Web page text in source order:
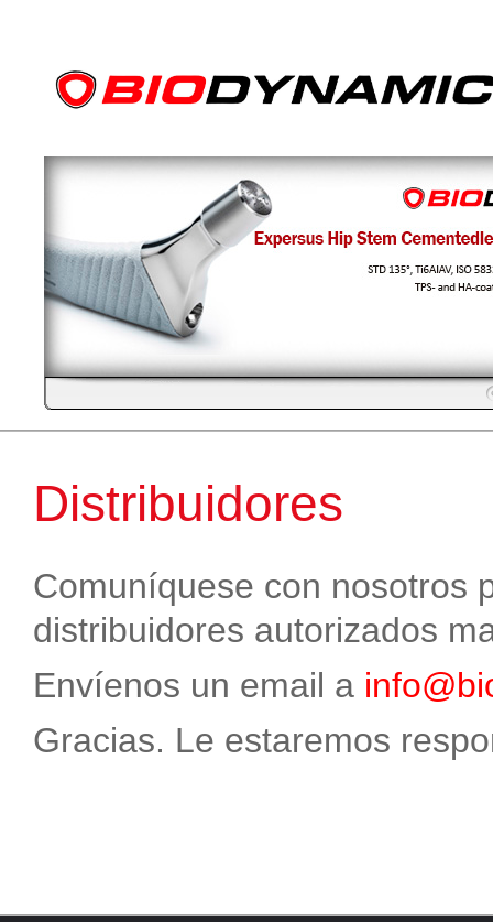
Distribuidores
Comuníquese con nosotros
distribuidores autorizados
Envíenos un email a
Gracias. Le estaremos